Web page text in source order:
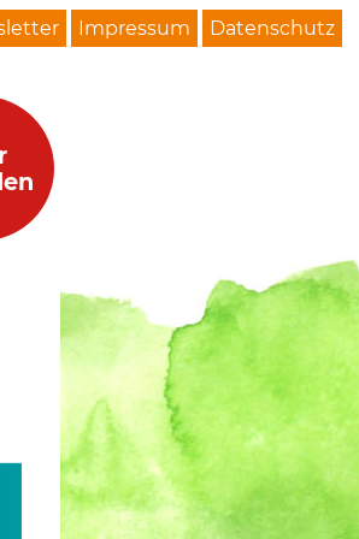
Impressum Datenschutz